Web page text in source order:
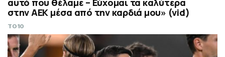
αυτό που θέλαμε – Εύχομαι τα καλύτερα
στην ΑΕΚ μέσα από την καρδιά μου» (vid)
TO10